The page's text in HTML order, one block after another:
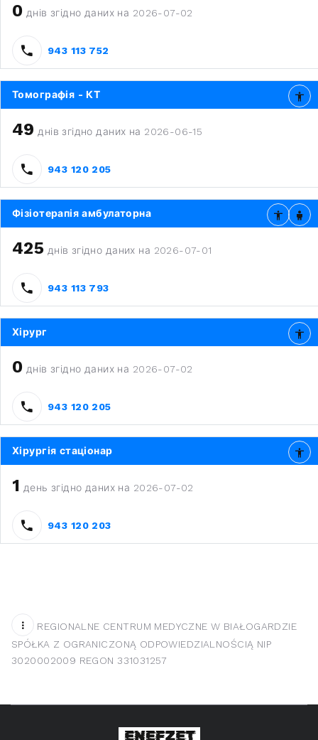
0 днів згідно даних на 2026-07-02
943 113 752
Томографія - КТ
49 днів згідно даних на 2026-06-15
943 120 205
Фізіотерапія амбулаторна
425 днів згідно даних на 2026-07-01
943 113 793
Хірург
0 днів згідно даних на 2026-07-02
943 120 205
Хірургія стаціонар
1 день згідно даних на 2026-07-02
943 120 203
REGIONALNE CENTRUM MEDYCZNE W BIAŁOGARDZIE
SPÓŁKA Z OGRANICZONĄ ODPOWIEDZIALNOŚCIĄ NIP
3020002009 REGON 331031257